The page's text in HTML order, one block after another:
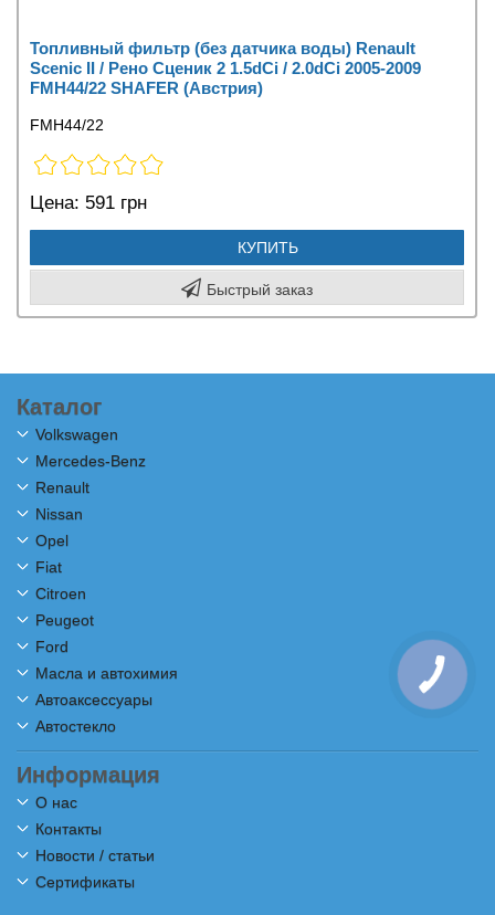
Топливный фильтр (без датчика воды) Renault
Scenic II / Рено Сценик 2 1.5dCi / 2.0dCi 2005-2009
FMH44/22 SHAFER (Австрия)
FMH44/22
Цена: 591 грн
КУПИТЬ
Быстрый заказ
Каталог
Volkswagen
Mercedes-Benz
Renault
Nissan
Opel
Fiat
Citroen
Peugeot
Ford
Масла и автохимия
Автоаксессуары
Автостекло
Информация
О нас
Контакты
Новости / статьи
Сертификаты